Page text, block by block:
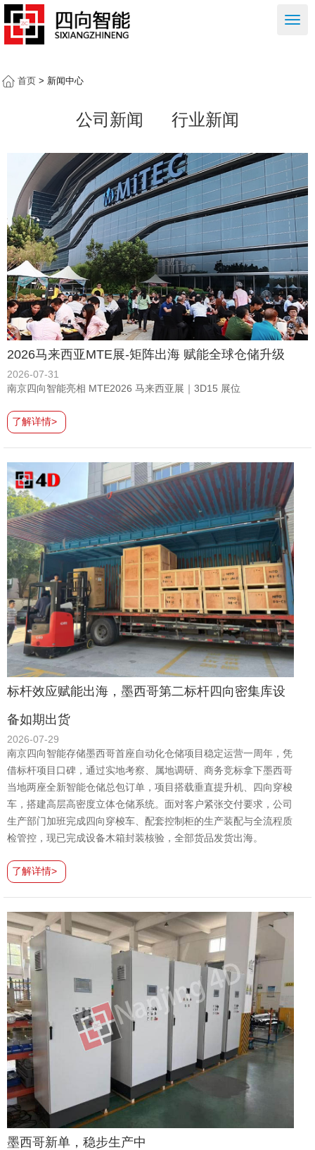
右
首页 > 新闻中心
公司新闻 行业新闻
2026马来西亚MTE展-矩阵出海 赋能全球仓储升级
2026-07-31
南京四向智能亮相 MTE2026 马来西亚展｜3D15 展位
了解详情>
标杆效应赋能出海，墨西哥第二标杆四向密集库设
备如期出货
2026-07-29
南京四向智能存储墨西哥首座自动化仓储项目稳定运营一周年，凭
借标杆项目口碑，通过实地考察、属地调研、商务竞标拿下墨西哥
当地两座全新智能仓储总包订单，项目搭载垂直提升机、四向穿梭
车，搭建高层高密度立体仓储系统。面对客户紧张交付要求，公司
生产部门加班完成四向穿梭车、配套控制柜的生产装配与全流程质
检管控，现已完成设备木箱封装核验，全部货品发货出海。
了解详情>
墨西哥新单，稳步生产中